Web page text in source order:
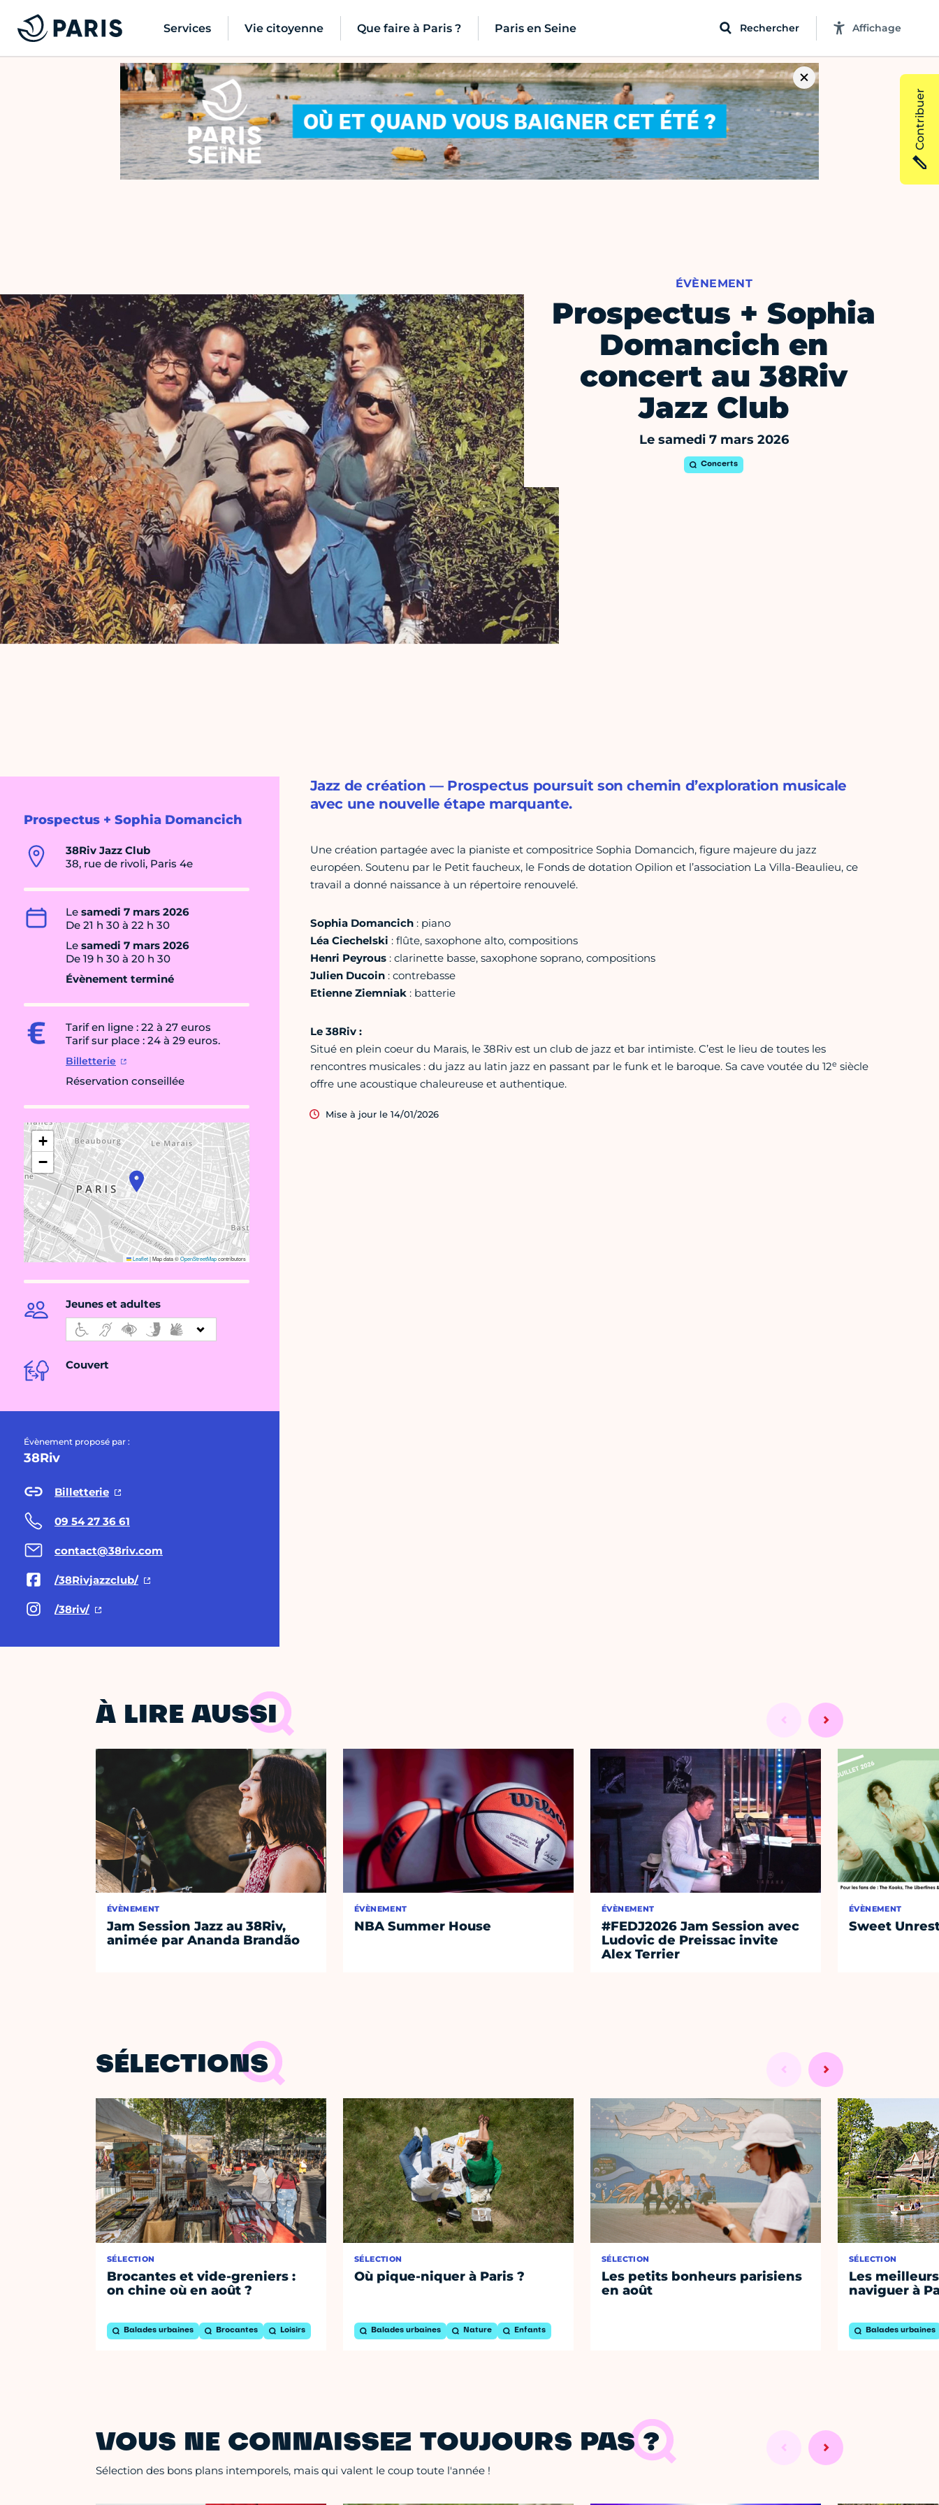
Services Vie citoyenne Que faire à Paris ? Paris en Seine Rechercher Affichage
ÉVÈNEMENT
Prospectus + Sophia
Domancich en
concert au 38Riv
Jazz Club
Le samedi 7 mars 2026
Concerts
Prospectus + Sophia Domancich
38Riv Jazz Club
38, rue de rivoli, Paris 4e
Le samedi 7 mars 2026
De 21 h 30 à 22 h 30
Le samedi 7 mars 2026
De 19 h 30 à 20 h 30
Évènement terminé
Tarif en ligne : 22 à 27 euros
Tarif sur place : 24 à 29 euros.
Billetterie
Réservation conseillée
+
−
Leaflet|Map data ©OpenStreetMapcontributors
Jeunes et adultes
Couvert
Évènement proposé par :
38Riv
Billetterie
09 54 27 36 61
contact@38riv.com
/38Rivjazzclub/
/38riv/
Jazz de création — Prospectus poursuit son chemin d’exploration musicale
avec une nouvelle étape marquante.
Une création partagée avec la pianiste et compositrice Sophia Domancich, figure majeure du jazz
européen. Soutenu par le Petit faucheux, le Fonds de dotation Opilion et l’association La Villa-Beaulieu, ce
travail a donné naissance à un répertoire renouvelé.
Sophia Domancich: piano
Léa Ciechelski : flûte, saxophone alto, compositions
Henri Peyrous: clarinette basse, saxophone soprano, compositions
Julien Ducoin: contrebasse
Etienne Ziemniak: batterie
Le 38Riv :
Situé en plein coeur du Marais, le 38Riv est un club de jazz et bar intimiste. C’est le lieu de toutes les
rencontres musicales : du jazz au latin jazz en passant par le funk et le baroque. Sa cave voutée du 12e siècle
offre une acoustique chaleureuse et authentique.
Mise à jour le 14/01/2026
À LIRE AUSSI
ÉVÈNEMENT
Jam Session Jazz au 38Riv,
animée par Ananda Brandão
ÉVÈNEMENT
NBA Summer House
ÉVÈNEMENT
#FEDJ2026 Jam Session avec
Ludovic de Preissac invite
Alex Terrier
ÉVÈNEMENT
Sweet
SÉLECTIONS
SÉLECTION
Brocantes et vide-greniers :
on chine où en août ?
Balades urbaines Brocantes Loisirs
SÉLECTION
Où pique-niquer à Paris ?
Balades urbaines Nature Enfants
SÉLECTION
Les petits bonheurs parisiens
en août
SÉLECTION
Les
naviguer à
Balades urbaines
VOUS NE CONNAISSEZ TOUJOURS PAS ?
Sélection des bons plans intemporels, mais qui valent le coup toute l'année !
Contribuer